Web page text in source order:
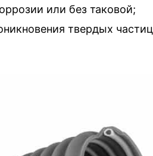
или без таковой;
твердых